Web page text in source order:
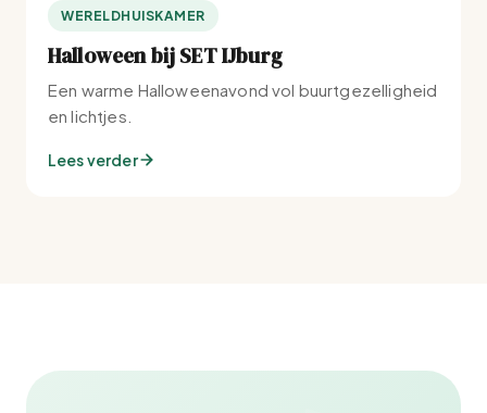
WERELDHUISKAMER
Halloween bij SET IJburg
Een warme Halloweenavond vol buurtgezelligheid
en lichtjes.
Lees verder